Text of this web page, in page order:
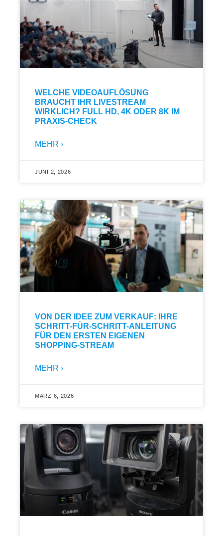
WELCHE VIDEOAUFLÖSUNG
BRAUCHT IHR LIVESTREAM
WIRKLICH? FULL HD, 4K ODER 8K IM
PRAXIS-CHECK
MEHR ›
JUNI 2, 2026
VON DER IDEE ZUM VERKAUF: IHRE
SCHRITT-FÜR-SCHRITT-ANLEITUNG
FÜR DEN ERSTEN EIGENEN
SHOPPING-STREAM
MEHR ›
MÄRZ 6, 2026